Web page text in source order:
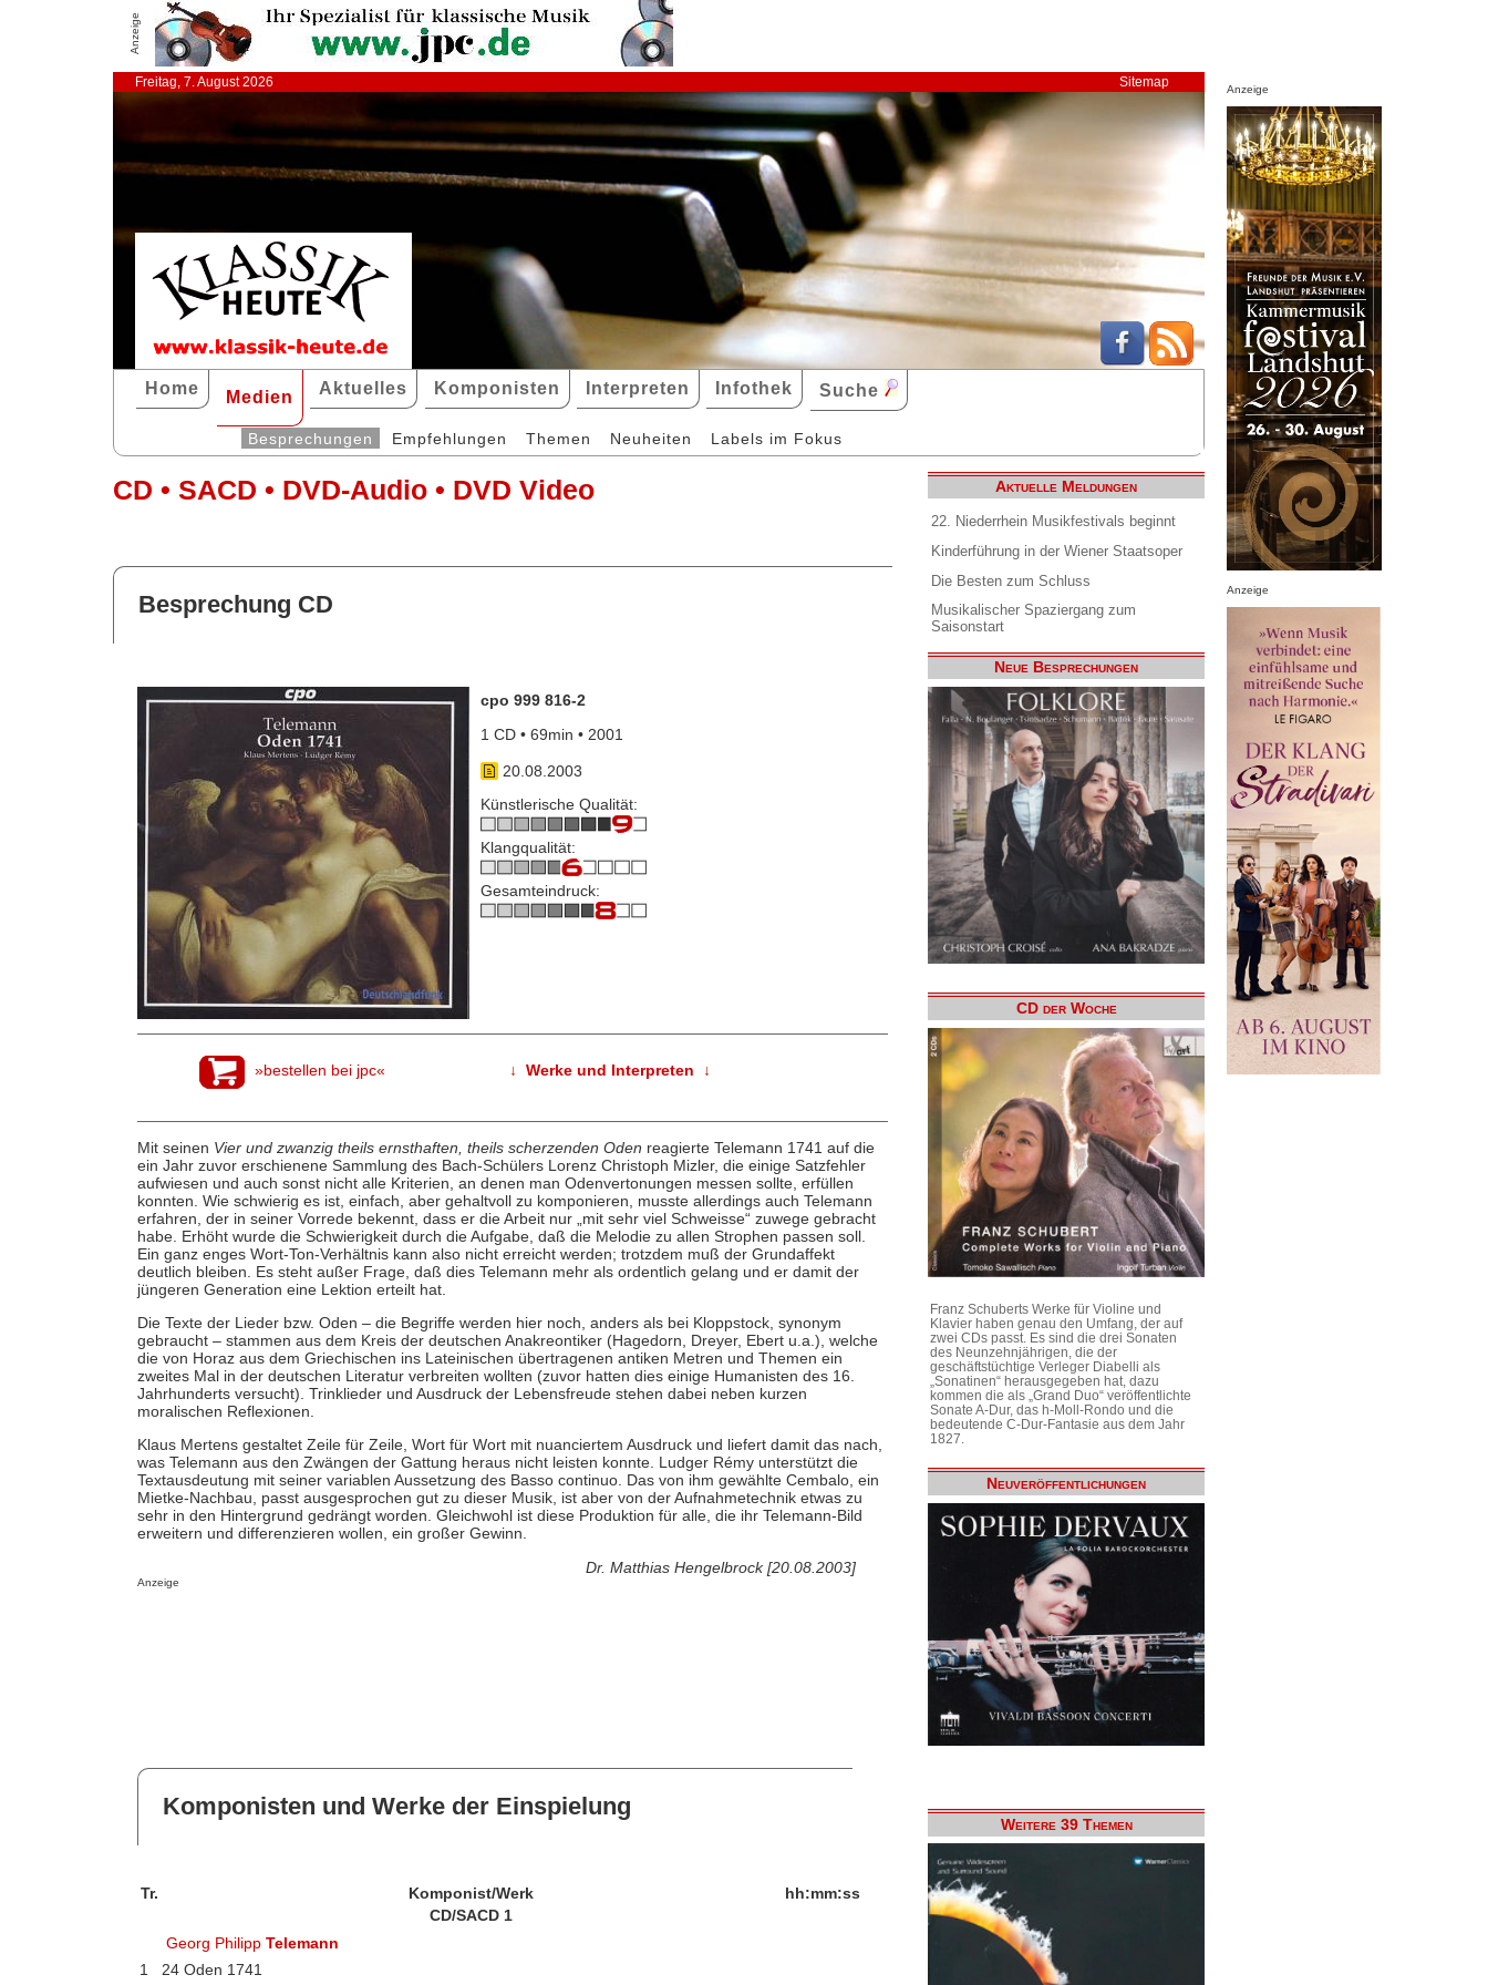
Anzeige
Freitag, 7. August 2026 Sitemap
Home Medien Aktuelles Komponisten Interpreten Infothek Suche
Besprechungen Empfehlungen Themen Neuheiten Labels im Fokus
CD • SACD • DVD-Audio • DVD Video
Besprechung CD
cpo 999 816-2
1 CD • 69min • 2001
20.08.2003
Künstlerische Qualität:
Klangqualität:
Gesamteindruck:
»bestellen bei jpc« ↓ Werke und Interpreten ↓
Mit seinen Vier und zwanzig theils ernsthaften, theils scherzenden Oden reagierte Telemann 1741 auf die
ein Jahr zuvor erschienene Sammlung des Bach-Schülers Lorenz Christoph Mizler, die einige Satzfehler
aufwiesen und auch sonst nicht alle Kriterien, an denen man Odenvertonungen messen sollte, erfüllen
konnten. Wie schwierig es ist, einfach, aber gehaltvoll zu komponieren, musste allerdings auch Telemann
erfahren, der in seiner Vorrede bekennt, dass er die Arbeit nur „mit sehr viel Schweisse“ zuwege gebracht
habe. Erhöht wurde die Schwierigkeit durch die Aufgabe, daß die Melodie zu allen Strophen passen soll.
Ein ganz enges Wort-Ton-Verhältnis kann also nicht erreicht werden; trotzdem muß der Grundaffekt
deutlich bleiben. Es steht außer Frage, daß dies Telemann mehr als ordentlich gelang und er damit der
jüngeren Generation eine Lektion erteilt hat.
Die Texte der Lieder bzw. Oden – die Begriffe werden hier noch, anders als bei Kloppstock, synonym
gebraucht – stammen aus dem Kreis der deutschen Anakreontiker (Hagedorn, Dreyer, Ebert u.a.), welche
die von Horaz aus dem Griechischen ins Lateinischen übertragenen antiken Metren und Themen ein
zweites Mal in der deutschen Literatur verbreiten wollten (zuvor hatten dies einige Humanisten des 16.
Jahrhunderts versucht). Trinklieder und Ausdruck der Lebensfreude stehen dabei neben kurzen
moralischen Reflexionen.
Klaus Mertens gestaltet Zeile für Zeile, Wort für Wort mit nuanciertem Ausdruck und liefert damit das nach,
was Telemann aus den Zwängen der Gattung heraus nicht leisten konnte. Ludger Rémy unterstützt die
Textausdeutung mit seiner variablen Aussetzung des Basso continuo. Das von ihm gewählte Cembalo, ein
Mietke-Nachbau, passt ausgesprochen gut zu dieser Musik, ist aber von der Aufnahmetechnik etwas zu
sehr in den Hintergrund gedrängt worden. Gleichwohl ist diese Produktion für alle, die ihr Telemann-Bild
erweitern und differenzieren wollen, ein großer Gewinn.
Dr. Matthias Hengelbrock [20.08.2003]
Anzeige
Komponisten und Werke der Einspielung
Tr. Komponist/Werk
hh:mm:ss
CD/SACD 1
Georg PhilippTelemann
1
24 Oden 1741
Aktuelle Meldungen
22. Niederrhein Musikfestivals beginnt
Kinderführung in der Wiener Staatsoper
Die Besten zum Schluss
Musikalischer Spaziergang zum
Saisonstart
Neue Besprechungen
CD der Woche
Franz Schuberts Werke für Violine und
Klavier haben genau den Umfang, der auf
zwei CDs passt. Es sind die drei Sonaten
des Neunzehnjährigen, die der
geschäftstüchtige Verleger Diabelli als
„Sonatinen“ herausgegeben hat, dazu
kommen die als „Grand Duo“ veröffentlichte
Sonate A-Dur, das h-Moll-Rondo und die
bedeutende C-Dur-Fantasie aus dem Jahr
1827.
Neuveröffentlichungen
Weitere 39 Themen
Anzeige
Anzeige